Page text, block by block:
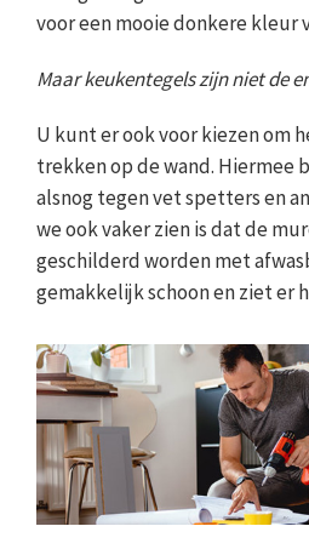
voor een mooie donkere kleur
Maar keukentegels zijn niet de
U kunt er ook voor kiezen om
trekken op de wand. Hiermee
alsnog tegen vet spetters en
we ook vaker zien is dat de
geschilderd worden met
gemakkelijk schoon en ziet er